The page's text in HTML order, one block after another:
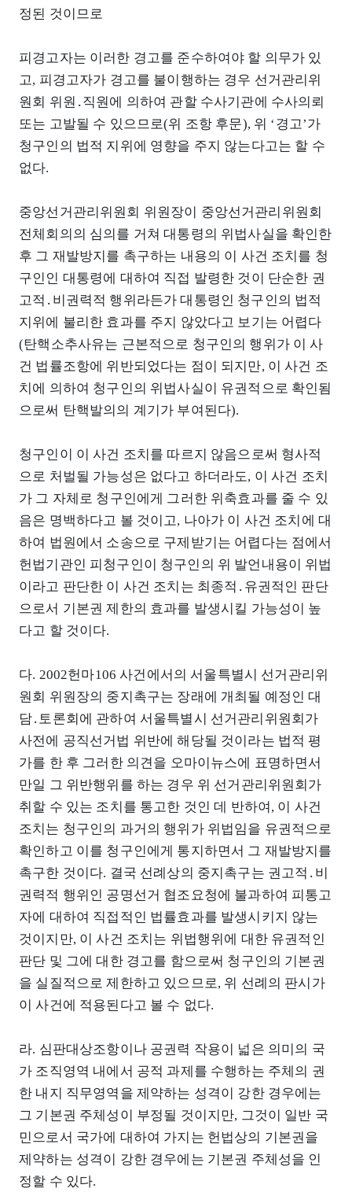
정된 것이므로
피경고자는 이러한 경고를 준수하여야 할 의무가 있
고, 피경고자가 경고를 불이행하는 경우 선거관리위
원회 위원․직원에 의하여 관할 수사기관에 수사의뢰
또는 고발될 수 있으므로(위 조항 후문), 위 ‘경고’가
청구인의 법적 지위에 영향을 주지 않는다고는 할 수
없다.
중앙선거관리위원회 위원장이 중앙선거관리위원회
전체회의의 심의를 거쳐 대통령의 위법사실을 확인한
후 그 재발방지를 촉구하는 내용의 이 사건 조치를 청
구인인 대통령에 대하여 직접 발령한 것이 단순한 권
고적․비권력적 행위라든가 대통령인 청구인의 법적
지위에 불리한 효과를 주지 않았다고 보기는 어렵다
(탄핵소추사유는 근본적으로 청구인의 행위가 이 사
건 법률조항에 위반되었다는 점이 되지만, 이 사건 조
치에 의하여 청구인의 위법사실이 유권적으로 확인됨
으로써 탄핵발의의 계기가 부여된다).
청구인이 이 사건 조치를 따르지 않음으로써 형사적
으로 처벌될 가능성은 없다고 하더라도, 이 사건 조치
가 그 자체로 청구인에게 그러한 위축효과를 줄 수 있
음은 명백하다고 볼 것이고, 나아가 이 사건 조치에 대
하여 법원에서 소송으로 구제받기는 어렵다는 점에서
헌법기관인 피청구인이 청구인의 위 발언내용이 위법
이라고 판단한 이 사건 조치는 최종적․유권적인 판단
으로서 기본권 제한의 효과를 발생시킬 가능성이 높
다고 할 것이다.
다. 2002헌마106 사건에서의 서울특별시 선거관리위
원회 위원장의 중지촉구는 장래에 개최될 예정인 대
담․토론회에 관하여 서울특별시 선거관리위원회가
사전에 공직선거법 위반에 해당될 것이라는 법적 평
가를 한 후 그러한 의견을 오마이뉴스에 표명하면서
만일 그 위반행위를 하는 경우 위 선거관리위원회가
취할 수 있는 조치를 통고한 것인 데 반하여, 이 사건
조치는 청구인의 과거의 행위가 위법임을 유권적으로
확인하고 이를 청구인에게 통지하면서 그 재발방지를
촉구한 것이다. 결국 선례상의 중지촉구는 권고적․비
권력적 행위인 공명선거 협조요청에 불과하여 피통고
자에 대하여 직접적인 법률효과를 발생시키지 않는
것이지만, 이 사건 조치는 위법행위에 대한 유권적인
판단 및 그에 대한 경고를 함으로써 청구인의 기본권
을 실질적으로 제한하고 있으므로, 위 선례의 판시가
이 사건에 적용된다고 볼 수 없다.
라. 심판대상조항이나 공권력 작용이 넓은 의미의 국
가 조직영역 내에서 공적 과제를 수행하는 주체의 권
한 내지 직무영역을 제약하는 성격이 강한 경우에는
그 기본권 주체성이 부정될 것이지만, 그것이 일반 국
민으로서 국가에 대하여 가지는 헌법상의 기본권을
제약하는 성격이 강한 경우에는 기본권 주체성을 인
정할 수 있다.